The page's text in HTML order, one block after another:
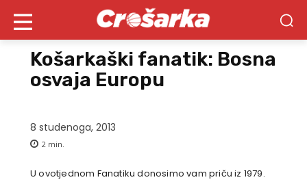
Košarkaški fanatik: Bosna
osvaja Europu
8 studenoga, 2013
2 min.
U ovotjednom Fanatiku donosimo vam priču iz 1979.